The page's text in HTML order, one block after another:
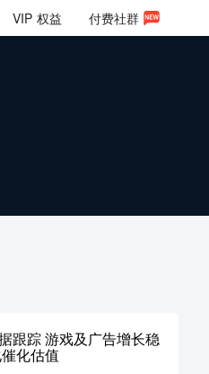
VIP 权益 付费社群
跟踪 游戏及广告增长稳
化估值